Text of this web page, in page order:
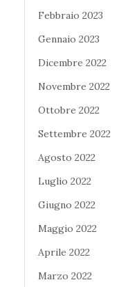
Febbraio 2023
Gennaio 2023
Dicembre 2022
Novembre 2022
Ottobre 2022
Settembre 2022
Agosto 2022
Luglio 2022
Giugno 2022
Maggio 2022
Aprile 2022
Marzo 2022